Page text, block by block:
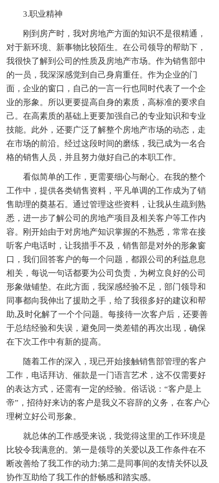
3.职业精神
刚到房产时，我对房地产方面的知识不是很精通，
对于新环境、新事物比较陌生。在公司领导的帮助下，
我很快了解到公司的性质及房地产市场。作为销售部中
的一员，我深深感觉到自己身肩重任。作为企业的门
面，企业的窗口，自己的一言一行也同时代表了一个企
业的形象。所以更要提高自身的素质，高标准的要求自
己。在高素质的基础上更要加强自己的专业知识和专业
技能。此外，还要广泛了解整个房地产市场的动态，走
在市场的前沿。经过这段时间的磨练，我已成为一名合
格的销售人员，并且努力做好自己的本职工作。
看似简单的工作，更需要细心与耐心。在我的整个
工作中，提供各类销售资料，平凡单调的工作成为了销
售助理的奠基石。通过管理这些资料，让我从生疏到熟
悉，进一步了解公司的房地产项目及相关客户等工作内
容。刚开始由于对房地产知识掌握的不熟悉，常常在接
听客户电话时，让我措手不及，销售部是对外的形象窗
口，我们回答客户的每一个问题，都跟公司的利益息息
相关，每说一句话都要为公司负责，为树立良好的公司
形象做铺垫。在此方面，我深感经验不足，部门领导和
同事都向我伸出了援助之手，给了我很多好的建议和帮
助,及时化解了一个个问题。每接待一次客户后，还要善
于总结经验和失误，避免同一类差错的再次出现，确保
在下次工作中有新的提高。
随着工作的深入，现已开始接触销售部管理的客户
工作，电话拜访、催款是一门语言艺术，这不仅需要好
的表达方式，还需有一定的经验。俗话说：“客户是上
帝”，招待好来访的客户是我义不容辞的义务，在客户心
理树立好公司形象。
就总体的工作感受来说，我觉得这里的工作环境是
比较令我满意的。第一是领导的关爱以及工作条件在不
断改善给了我工作的动力;第二是同事间的友情关怀以及
协作互助给了我工作的舒畅感和踏实感。